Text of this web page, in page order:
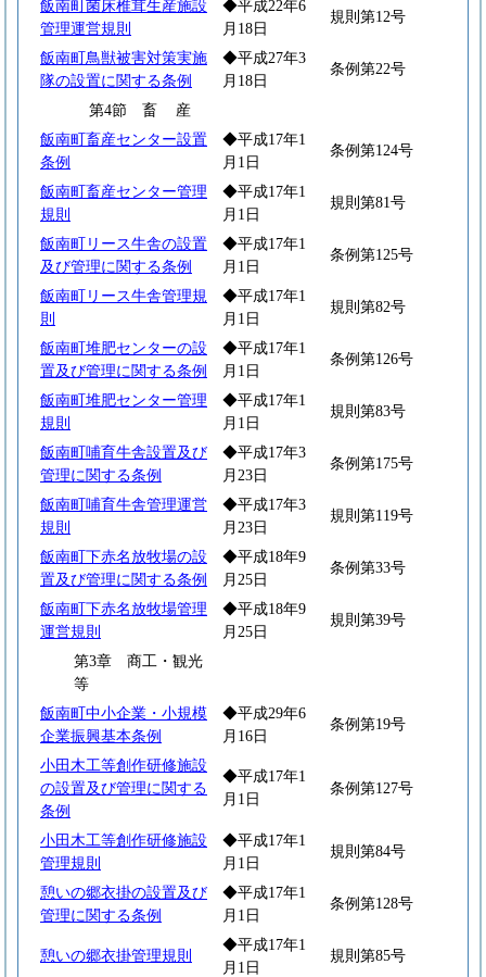
飯南町菌床椎茸生産施設
管理運営規則
◆平成22年6
月18日
規則第12号
飯南町鳥獣被害対策実施
隊の設置に関する条例
◆平成27年3
月18日
条例第22号
第4節 畜 産
飯南町畜産センター設置
条例
◆平成17年1
月1日
条例第124号
飯南町畜産センター管理
規則
◆平成17年1
月1日
規則第81号
飯南町リース牛舎の設置
及び管理に関する条例
◆平成17年1
月1日
条例第125号
飯南町リース牛舎管理規
則
◆平成17年1
月1日
規則第82号
飯南町堆肥センターの設
置及び管理に関する条例
◆平成17年1
月1日
条例第126号
飯南町堆肥センター管理
規則
◆平成17年1
月1日
規則第83号
飯南町哺育牛舎設置及び
管理に関する条例
◆平成17年3
月23日
条例第175号
飯南町哺育牛舎管理運営
規則
◆平成17年3
月23日
規則第119号
飯南町下赤名放牧場の設
置及び管理に関する条例
◆平成18年9
月25日
条例第33号
飯南町下赤名放牧場管理
運営規則
◆平成18年9
月25日
規則第39号
第3章 商工・観光
等
飯南町中小企業・小規模
企業振興基本条例
◆平成29年6
月16日
条例第19号
小田木工等創作研修施設
の設置及び管理に関する
条例
◆平成17年1
月1日
条例第127号
小田木工等創作研修施設
管理規則
◆平成17年1
月1日
規則第84号
憩いの郷衣掛の設置及び
管理に関する条例
◆平成17年1
月1日
条例第128号
憩いの郷衣掛管理規則
◆平成17年1
月1日
規則第85号